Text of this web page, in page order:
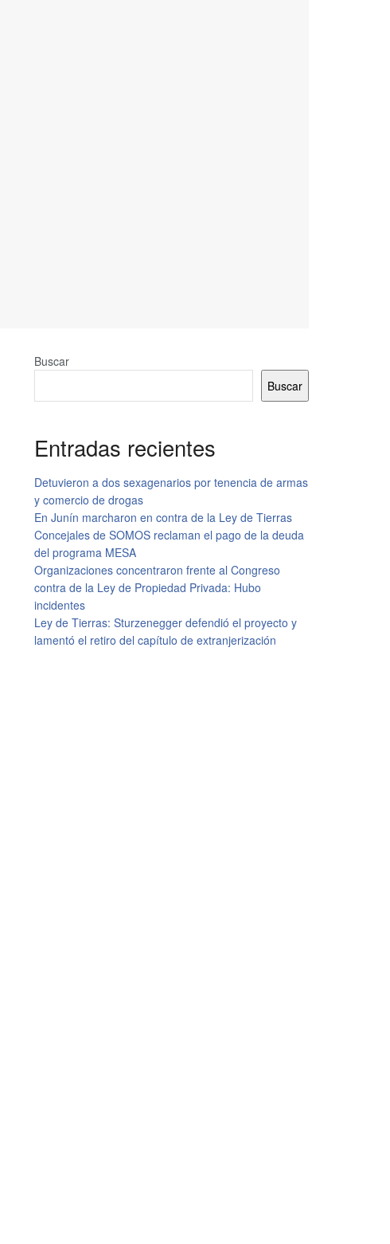
Buscar
Buscar
Entradas recientes
Detuvieron a dos sexagenarios por tenencia de armas
y comercio de drogas
En Junín marcharon en contra de la Ley de Tierras
Concejales de SOMOS reclaman el pago de la deuda
del programa MESA
Organizaciones concentraron frente al Congreso
contra de la Ley de Propiedad Privada: Hubo
incidentes
Ley de Tierras: Sturzenegger defendió el proyecto y
lamentó el retiro del capítulo de extranjerización